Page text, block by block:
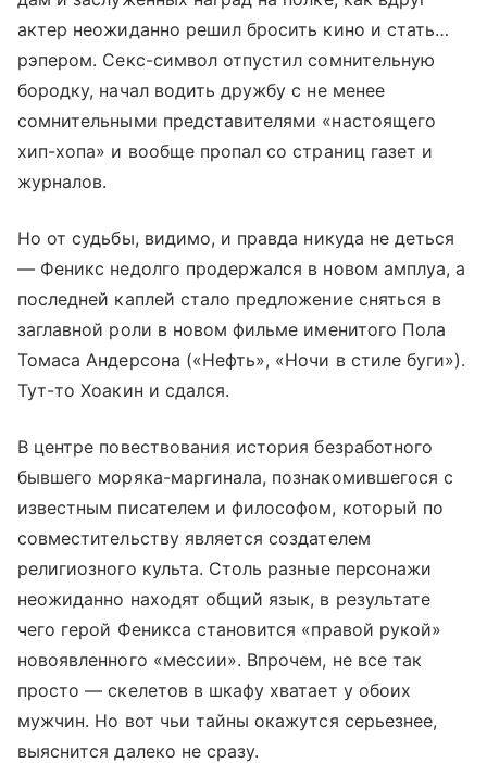
актер неожиданно решил бросить кино и стать…
рэпером. Секс-символ отпустил сомнительную
бородку, начал водить дружбу с не менее
сомнительными представителями «настоящего
хип-хопа» и вообще пропал со страниц газет и
журналов.
Но от судьбы, видимо, и правда никуда не деться
— Феникс недолго продержался в новом амплуа, а
последней каплей стало предложение сняться в
заглавной роли в новом фильме именитого Пола
Томаса Андерсона («Нефть», «Ночи в стиле буги»).
Тут-то Хоакин и сдался.
В центре повествования история безработного
бывшего моряка-маргинала, познакомившегося с
известным писателем и философом, который по
совместительству является создателем
религиозного культа. Столь разные персонажи
неожиданно находят общий язык, в результате
чего герой Феникса становится «правой рукой»
новоявленного «мессии». Впрочем, не все так
просто — скелетов в шкафу хватает у обоих
мужчин. Но вот чьи тайны окажутся серьезнее,
выяснится далеко не сразу.